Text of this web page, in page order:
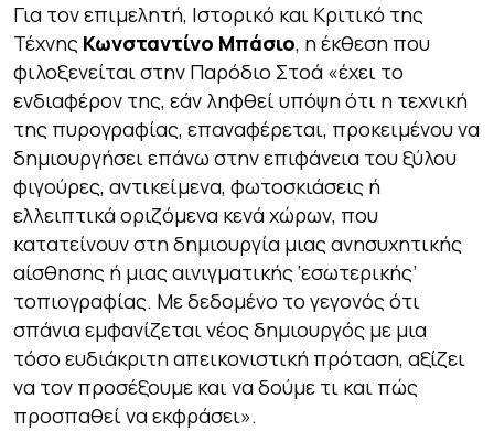
Για τον επιμελητή, Ιστορικό και Κριτικό της
Τέχνης Κωνσταντίνο Μπάσιο, η έκθεση που
φιλοξενείται στην Παρόδιο Στοά «έχει το
ενδιαφέρον της, εάν ληφθεί υπόψη ότι η τεχνική
της πυρογραφίας, επαναφέρεται, προκειμένου να
δημιουργήσει επάνω στην επιφάνεια του ξύλου
φιγούρες, αντικείμενα, φωτοσκιάσεις ή
ελλειπτικά οριζόμενα κενά χώρων, που
κατατείνουν στη δημιουργία μιαςανησυχητικής
αίσθησης ή μιαςαινιγματικής ‘εσωτερικής’
τοπιογραφίας. Με δεδομένο το γεγονός ότι
σπάνια εμφανίζεται νέος δημιουργός με μια
τόσο ευδιάκριτη απεικονιστική πρόταση, αξίζει
να τον προσέξουμε και να δούμε τι και πώς
προσπαθεί να εκφράσει».